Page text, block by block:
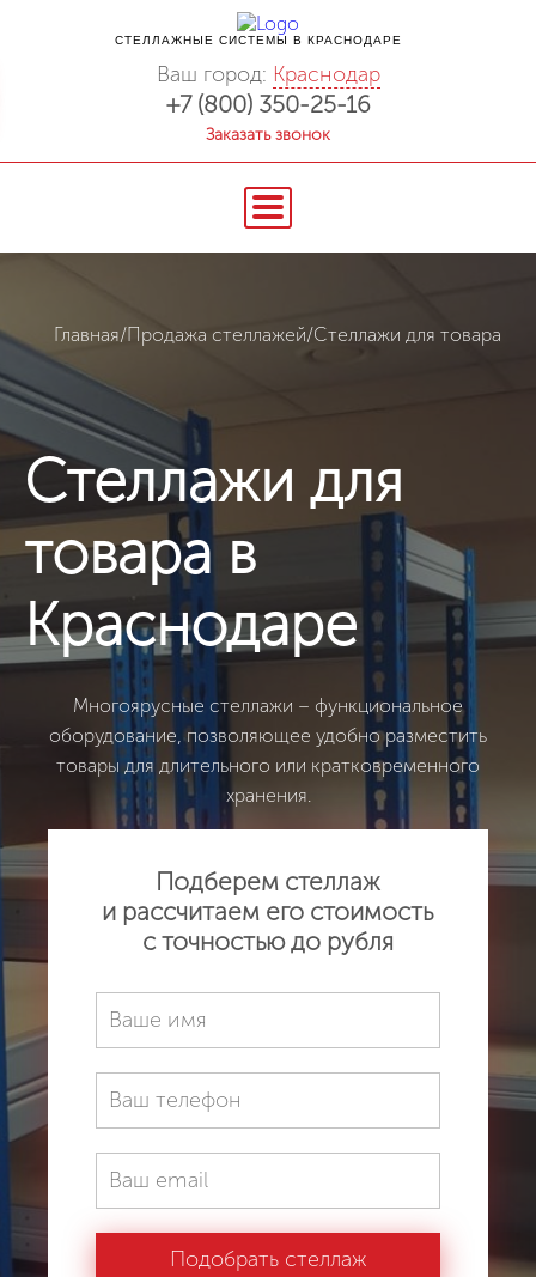
СТЕЛЛАЖНЫЕ СИСТЕМЫ В КРАСНОДАРЕ
Ваш город: Краснодар
+7 (800) 350-25-16
Заказать звонок
Главная/Продажа стеллажей/Стеллажи для товара
Стеллажи для
товара в
Краснодаре
Многоярусные стеллажи – функциональное
оборудование, позволяющее удобно разместить
товары для длительного или кратковременного
хранения.
Подберем стеллаж
и рассчитаем его стоимость
с точностью до рубля